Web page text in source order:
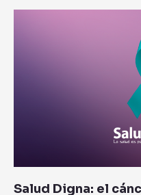
Salud Digna: el
tiempo